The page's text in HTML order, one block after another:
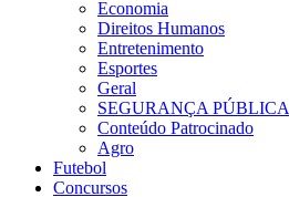
Economia
Direitos Humanos
Entretenimento
Esportes
Geral
SEGURANÇA PÚBLICA
Conteúdo Patrocinado
Agro
Futebol
Concursos